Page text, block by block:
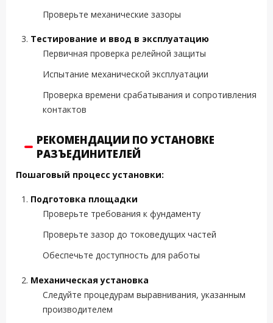
Проверьте механические зазоры
Тестирование и ввод в эксплуатацию
Первичная проверка релейной защиты
Испытание механической эксплуатации
Проверка времени срабатывания и сопротивления
контактов
РЕКОМЕНДАЦИИ ПО УСТАНОВКЕ
РАЗЪЕДИНИТЕЛЕЙ
Пошаговый процесс установки:
Подготовка площадки
Проверьте требования к фундаменту
Проверьте зазор до токоведущих частей
Обеспечьте доступность для работы
Механическая установка
Следуйте процедурам выравнивания, указанным
производителем